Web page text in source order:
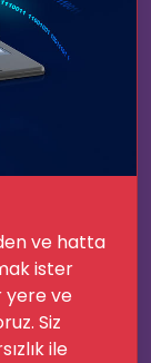
ve hatta
ister
yere ve
Siz
ile